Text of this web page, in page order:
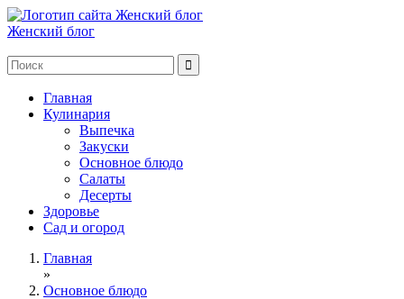
Женский блог
Главная
Кулинария
Выпечка
Закуски
Основное блюдо
Салаты
Десерты
Здоровье
Сад и огород
Главная
»
Основное блюдо